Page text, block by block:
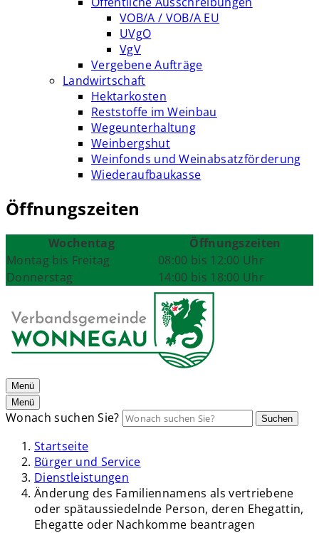
VOB/A / VOB/A EU
UVgO
VgV
Vergebene Aufträge
Landwirtschaft
Hektarkosten
Reststoffe im Weinbau
Wegeunterhaltung
Weinbergshut
Weinfonds und Weinabsatzförderung
Wiederaufbaukasse
Öffnungszeiten
Wochentag
Öffnungszeiten
Montag bis Freitag
08:00 bis 12:00 Uhr
Donnerstag
14:00 bis 18:00 Uhr
Menü
Menü
Wonach suchen Sie? Suchen
Startseite
Bürger und Service
Dienstleistungen
Änderung des Familiennamens als vertriebene
oder spätaussiedelnde Person, deren Ehegattin,
Ehegatte oder Nachkomme beantragen